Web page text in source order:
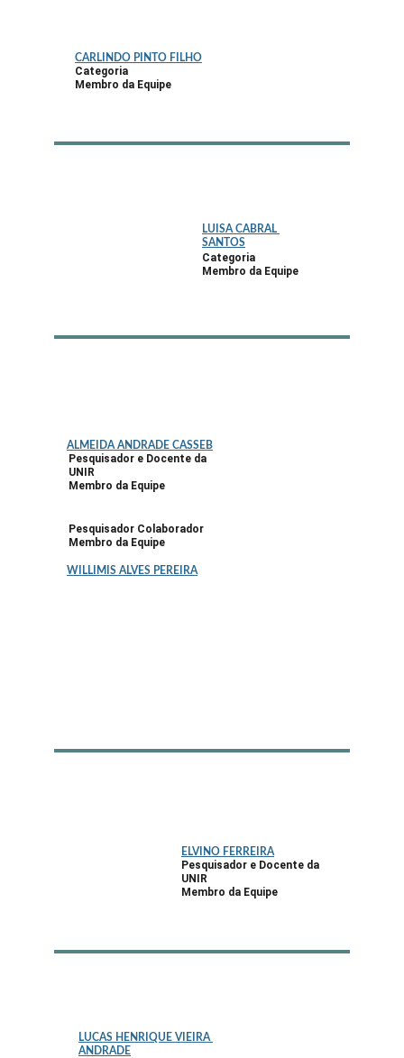
ELVINO FERREIRA
Pesquisador e Docente da
UNIR
Membro da Equipe
ALMEIDA ANDRADE CASSEB
CARLINDO PINTO FILHO
LUCAS HENRIQUE VIEIRA
ANDRADE
LUISA CABRAL
SANTOS
Categoria
Membro da Equipe
Categoria
Membro da Equipe
Pesquisador e Docente da
UNIR
Membro da Equipe
WILLIMIS ALVES PEREIRA
Pesquisador Colaborador
Membro da Equipe